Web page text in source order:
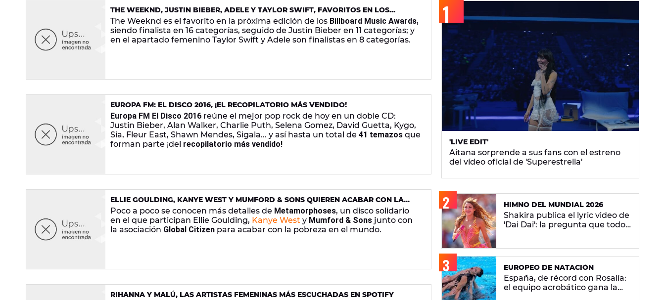
THE WEEKND, JUSTIN BIEBER, ADELE Y TAYLOR SWIFT, FAVORITOS EN LOS
BILLBOARD MUSIC AWARDS
The Weeknd es el favorito en la próxima edición de los Billboard Music Awards,
siendo finalista en 16 categorías, seguido de Justin Bieber en 11 categorías; y
en el apartado femenino Taylor Swift y Adele son finalistas en 8 categorías.
EUROPA FM: EL DISCO 2016, ¡EL RECOPILATORIO MÁS VENDIDO!
Europa FM El Disco 2016 reúne el mejor pop rock de hoy en un doble CD:
Justin Bieber, Alan Walker, Charlie Puth, Selena Gomez, David Guetta, Kygo,
Sia, Fleur East, Shawn Mendes, Sigala... y así hasta un total de 41 temazos que
forman parte ¡del recopilatorio más vendido!
ELLIE GOULDING, KANYE WEST Y MUMFORD & SONS QUIEREN ACABAR CON LA
POBREZA EN EL MUNDO
Poco a poco se conocen más detalles de Metamorphoses, un disco solidario
en el que participan Ellie Goulding, Kanye West y Mumford & Sons junto con
la asociación Global Citizen para acabar con la pobreza en el mundo.
RIHANNA Y MALÚ, LAS ARTISTAS FEMENINAS MÁS ESCUCHADAS EN SPOTIFY
'LIVE EDIT'
Aitana sorprende a sus fans con el estreno
del vídeo oficial de 'Superestrella'
HIMNO DEL MUNDIAL 2026
Shakira publica el lyric video de
'Dai Dai': la pregunta que todos
EUROPEO DE NATACIÓN
España, de récord con Rosalía:
el equipo acrobático gana la